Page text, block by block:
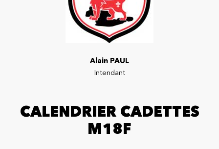
Alain PAUL
Intendant
CALENDRIER CADETTES
M18F